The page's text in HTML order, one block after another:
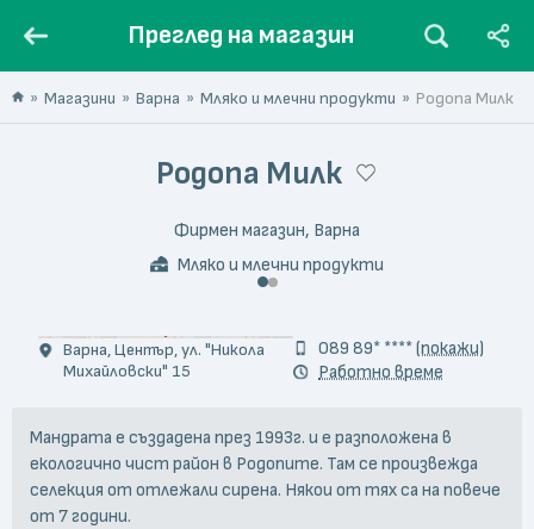
Преглед на магазин
Магазини Варна Мляко и млечни продукти Родопа Милк
Родопа Милк
Фирмен магазин, Варна
Мляко и млечни продукти
© Stoyu Boshnakov
Варна, Център, ул. "Никола
Михайловски" 15
089 89* ****(покажи)
Работно време
Мандрата е създадена през 1993г. и е разположена в
екологично чист район в Родопите. Там се произвежда
селекция от отлежали сирена. Някои от тях са на повече
от 7 години.